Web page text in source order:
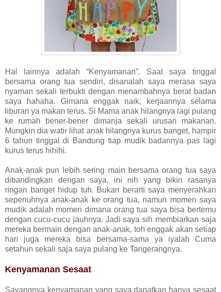
Hal lainnya adalah “Kenyamanan”. Saat saya tinggal
bersama orang tua sendiri, disanalah saya merasa saya
nyaman sekali terbukti dengan menambahnya berat badan
saya hahaha. Gimana enggak naik, kerjaannya selama
liburan ya makan terus. Si Mama anak hilangnya lagi pulang
ke rumah bener-bener dimanja sekali urusan makanan.
Mungkin dia watir lihat anak hilangnya kurus banget, hampir
6 tahun tinggal di Bandung tiap mudik badannya pas lagi
kurus terus hihihi.
Anak-anak pun lebih sering main bersama orang tua saya
dibandingkan dengan saya, ini nih yang bikin rasanya
ringan banget hidup tuh. Bukan berarti saya menyerahkan
sepenuhnya anak-anak ke orang tua, namun momen saya
mudik adalah momen dimana orang tua saya bisa bertemu
dengan cucu-cucu jauhnya. Jadi saya sih membiarkan saja
mereka bermain dengan anak-anak, toh enggak akan setiap
hari juga mereka bisa bersama-sama ya iyalah Cuma
setahun sekali saja saya pulang ke Tangerangnya.
Kenyamanan Sesaat
Sayangnya kenyamanan yang saya dapatkan hanya sesaat